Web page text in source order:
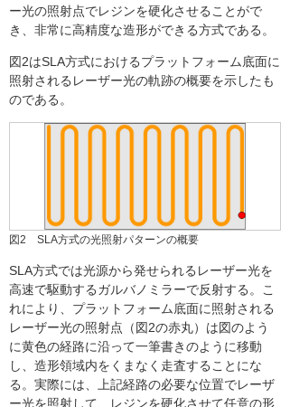
ー光の照射点でレジンを硬化させることがで
き、非常に高精度な造形ができる方式である。
図2はSLA方式におけるプラットフォーム底面に
照射されるレーザー光の軌跡の概要を示したも
のである。
図2 SLA方式の光照射パターンの概要
SLA方式では光源から発せられるレーザー光を
高速で駆動するガルバノミラーで反射する。こ
れにより、プラットフォーム底面に照射される
レーザー光の照射点（図2の赤丸）は図のよう
に黄色の経路に沿って一筆書きのように移動
し、造形領域内をくまなく走査することにな
る。実際には、上記経路の必要な位置でレーザ
ー光を照射して、レジンを硬化させて任意の形